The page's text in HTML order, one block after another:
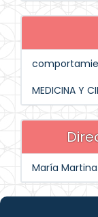
MEDICINA Y
María